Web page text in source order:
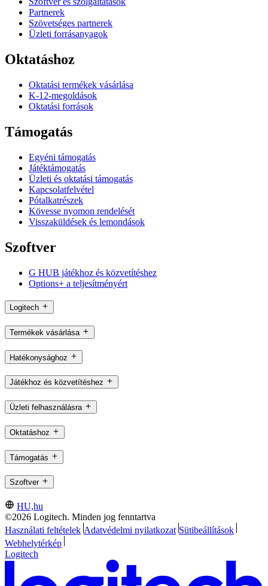
Partnerek
Szövetséges partnerek
Üzleti forrásanyagok
Oktatáshoz
Oktatási termékek vásárlása
K-12-megoldások
Oktatási források
Támogatás
Egyéni támogatás
Játéktámogatás
Üzleti és oktatási támogatás
Kapcsolatfelvétel
Pótalkatrészek
Kövesse nyomon rendelését
Visszaküldések és lemondások
Szoftver
G HUB játékhoz és közvetítéshez
Options+ a teljesítményért
Logitech
Termékek vásárlása
Hatékonysághoz
Játékhoz és közvetítéshez
Üzleti felhasználásra
Oktatáshoz
Támogatás
Szoftver
HU,hu
©2026 Logitech. Minden jog fenntartva
Használati feltételek Adatvédelmi nyilatkozat Sütibeállítások
Webhelytérkép
Logitech